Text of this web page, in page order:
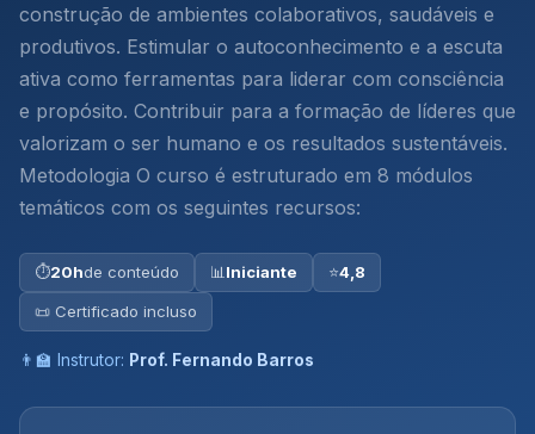
construção de ambientes colaborativos, saudáveis e
produtivos. Estimular o autoconhecimento e a escuta
ativa como ferramentas para liderar com consciência
e propósito. Contribuir para a formação de líderes que
valorizam o ser humano e os resultados sustentáveis.
Metodologia O curso é estruturado em 8 módulos
temáticos com os seguintes recursos:
⏱20hde conteúdo 📊 Iniciante ⭐4,8
📜 Certificado incluso
👨‍🏫 Instrutor: Prof. Fernando Barros